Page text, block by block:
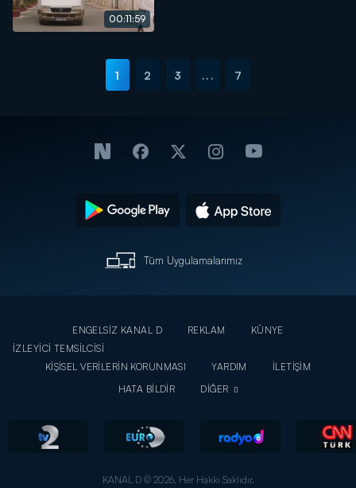
00:11:59
1 2 3 ... 7
Tüm Uygulamalarımız
ENGELSİZ KANAL D REKLAM
KÜNYE
İZLEYİCİ TEMSİLCİSİ
KİŞİSEL VERİLERİN KORUNMASI
YARDIM
İLETİŞİM
HATA BİLDİR
DİĞER
KANAL D © 2026. Her Hakkı Saklıdır.